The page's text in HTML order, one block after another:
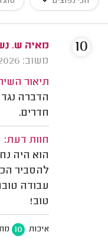
מאיה ש.
משוב: 04/08/2026
תיאור
הדברה
חדרים.
חוות דעת:
הוא היה
להסביר
עבודה
טוב!
איכות 10
10